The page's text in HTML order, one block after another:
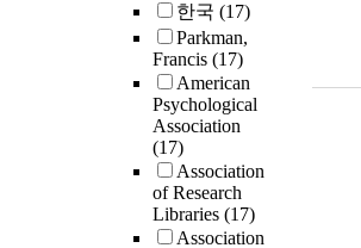
한국 (17)
Parkman,
Francis (17)
American
Psychological
Association
(17)
Association
of Research
Libraries (17)
Association